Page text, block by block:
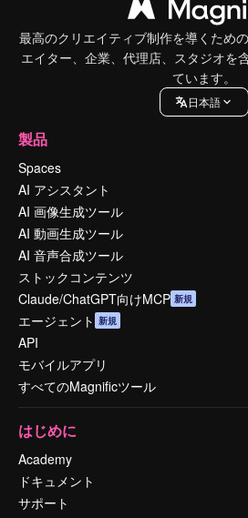
最高のクリエイティブ制作を導くため
エイター、企業、代理店、スタジオを
ています。
日本語
製品
Spaces
AI アシスタント
AI 画像生成ツール
AI 動画生成ツール
AI 音声合成ツール
ストックコンテンツ
Claude/ChatGPT向けMCP 新規
エージェント 新規
API
モバイルアプリ
すべてのMagnificツール
はじめに
Academy
ドキュメント
サポート